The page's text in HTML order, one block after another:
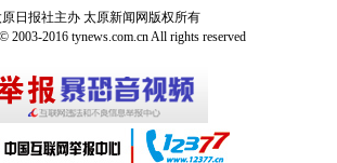
日报社主办 太原新闻网版权所有
2003-2016 tynews.com.cn All rights reserved